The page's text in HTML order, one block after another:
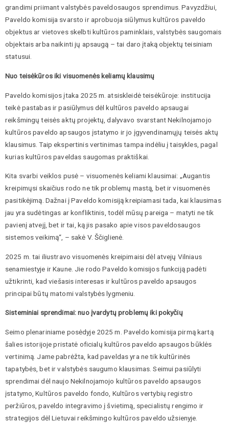
grandimi priimant valstybės paveldosaugos sprendimus. Pavyzdžiui,
Paveldo komisija svarsto ir aprobuoja siūlymus kultūros paveldo
objektus ar vietoves skelbti kultūros paminklais, valstybės saugomais
objektais arba naikinti jų apsaugą – tai daro įtaką objektų teisiniam
statusui.
Nuo teisėkūros iki visuomenės keliamų klausimų
Paveldo komisijos įtaka 2025 m. atsiskleidė teisėkūroje: institucija
teikė pastabas ir pasiūlymus dėl kultūros paveldo apsaugai
reikšmingų teisės aktų projektų, dalyvavo svarstant Nekilnojamojo
kultūros paveldo apsaugos įstatymo ir jo įgyvendinamųjų teisės aktų
klausimus. Taip ekspertinis vertinimas tampa indėliu į taisykles, pagal
kurias kultūros paveldas saugomas praktiškai.
Kita svarbi veiklos pusė – visuomenės keliami klausimai: „Augantis
kreipimųsi skaičius rodo ne tik problemų mastą, bet ir visuomenės
pasitikėjimą. Dažnai į Paveldo komisiją kreipiamasi tada, kai klausimas
jau yra sudėtingas ar konfliktinis, todėl mūsų pareiga – matyti ne tik
pavienį atvejį, bet ir tai, ką jis pasako apie visos paveldosaugos
sistemos veikimą“, – sakė V. Ščiglienė.
2025 m. tai iliustravo visuomenės kreipimaisi dėl atvejų Vilniaus
senamiestyje ir Kaune. Jie rodo Paveldo komisijos funkciją padėti
užtikrinti, kad viešasis interesas ir kultūros paveldo apsaugos
principai būtų matomi valstybės lygmeniu.
Sisteminiai sprendimai: nuo įvardytų problemų iki pokyčių
Seimo plenariniame posėdyje 2025 m. Paveldo komisija pirmą kartą
šalies istorijoje pristatė oficialų kultūros paveldo apsaugos būklės
vertinimą. Jame pabrėžta, kad paveldas yra ne tik kultūrinės
tapatybės, bet ir valstybės saugumo klausimas. Seimui pasiūlyti
sprendimai dėl naujo Nekilnojamojo kultūros paveldo apsaugos
įstatymo, Kultūros paveldo fondo, Kultūros vertybių registro
peržiūros, paveldo integravimo į švietimą, specialistų rengimo ir
strategijos dėl Lietuvai reikšmingo kultūros paveldo užsienyje.